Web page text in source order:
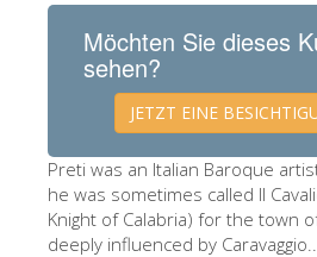
Die Künstler
Neuen Säle
Bargello Museum
Galleria Accademia
Möchten Sie dieses
sehen?
JETZT EINE
Preti was an Italian Baroque
he was sometimes called Il
Knight of Calabria) for the town
deeply influenced by